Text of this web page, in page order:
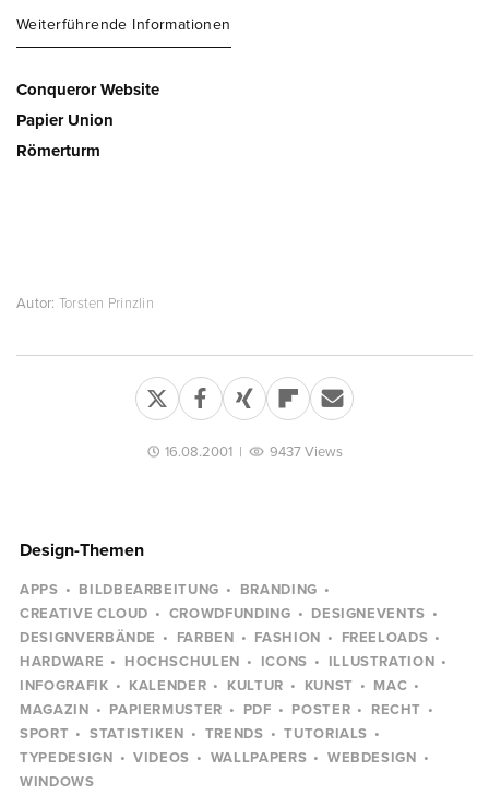
Weiterführende Informationen
Conqueror Website
Papier Union
Römerturm
Autor: Torsten Prinzlin
16.08.2001 | 9437 Views
Design-Themen
APPS BILDBEARBEITUNG
BRANDING
CREATIVE CLOUD
CROWDFUNDING
DESIGNEVENTS
DESIGNVERBÄNDE
FARBEN FASHION
FREELOADS
HARDWARE
HOCHSCHULEN ICONS
ILLUSTRATION
INFOGRAFIK
KALENDER KULTUR KUNST
MAC
MAGAZIN
PAPIERMUSTER PDF POSTER
RECHT
SPORT
STATISTIKEN TRENDS
TUTORIALS
TYPEDESIGN
VIDEOS WALLPAPERS
WEBDESIGN
WINDOWS